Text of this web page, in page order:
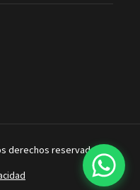
derechos reservados.